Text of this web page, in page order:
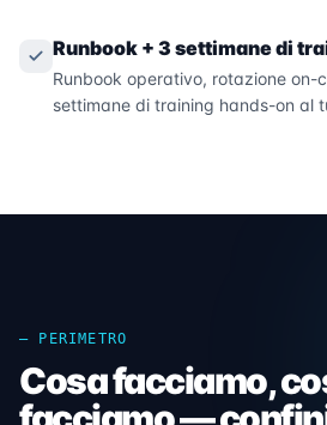
Runbook + 3 settimane di
Runbook operativo, rotazione on-
settimane di training hands-on al
— PERIMETRO
Cosa facciamo,